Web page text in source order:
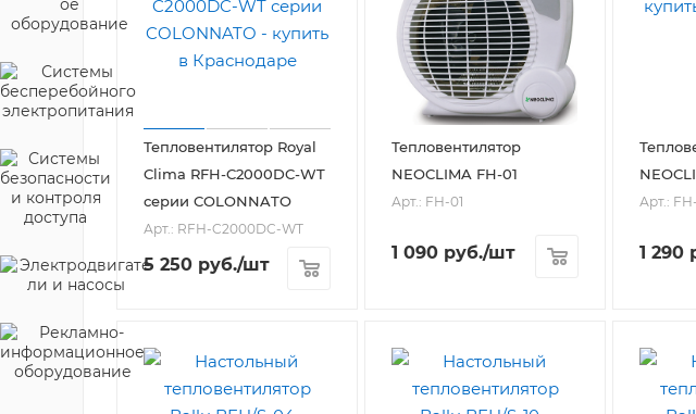
Тепловентилятор Royal
Clima RFH-C2000DC-WT
серии COLONNATO
Арт.: RFH-C2000DC-WT
5 250 руб./шт
Тепловентилятор
NEOCLIMA FH-01
Арт.: FH-01
1 090 руб./шт
Арт.:
1 290